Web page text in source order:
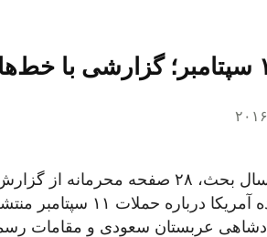
کامیار بهرنگ- سرانجام پس از ۱۳ سال بحث، ۲۸
سنا و مجلس نمایندگان ایالات
عربستان سعودی و مقامات